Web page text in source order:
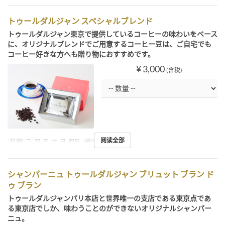
トゥールダルジャン スペシャルブレンド
トゥールダルジャン東京で提供しているコーヒーの味わいをベース
に、オリジナルブレンドでご用意するコーヒー豆は、ご自宅でも
コーヒー好きな方へも贈り物におすすめです。
¥ 3,000 (含税)
星期 三, 四, 五, 六, 日, 假日 最大下单数 ~ 10
阅读全部
シャンパーニュ トゥールダルジャン ブリュット ブラン ド
ゥ ブラン
トゥールダルジャンパリ本店と世界唯一の支店である東京点であ
る東京店でしか、味わうことのができないオリジナルシャンパー
ニュ。